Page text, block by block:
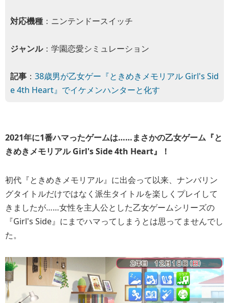
対応機種 ：ニンテンドースイッチ
ジャンル：学園恋愛シミュレーション
記事 ： 38歳男が乙女ゲー『ときめきメモリアル Girl's Sid
e 4th Heart』でイケメンハンターと化す
2021年に1番ハマったゲームは……まさかの乙女ゲーム『と
きめきメモリアル Girl's Side 4th Heart』！
初代『ときめきメモリアル』に出会って以来、ナンバリン
グタイトルだけではなく派生タイトルを楽しくプレイして
きましたが……女性を主人公とした乙女ゲームシリーズの
『Girl's Side』にまでハマってしまうとは思ってませんでし
た。